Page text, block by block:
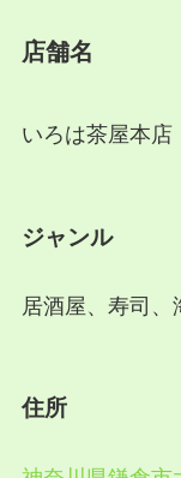
店舗名
いろは茶屋本店
ジャンル
居酒屋、寿司、
住所